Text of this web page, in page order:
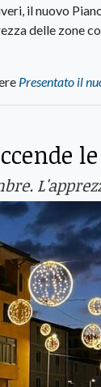
il nuovo
delle zone
Presentato il